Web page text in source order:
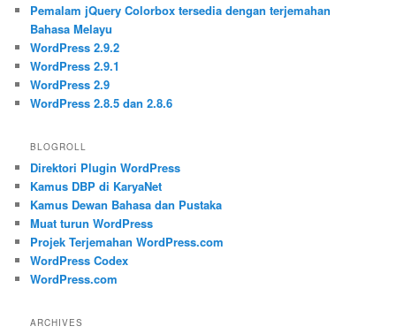
Pemalam jQuery Colorbox tersedia dengan terjemahan
Bahasa Melayu
WordPress 2.9.2
WordPress 2.9.1
WordPress 2.9
WordPress 2.8.5 dan 2.8.6
BLOGROLL
Direktori Plugin WordPress
Kamus DBP di KaryaNet
Kamus Dewan Bahasa dan Pustaka
Muat turun WordPress
Projek Terjemahan WordPress.com
WordPress Codex
WordPress.com
ARCHIVES